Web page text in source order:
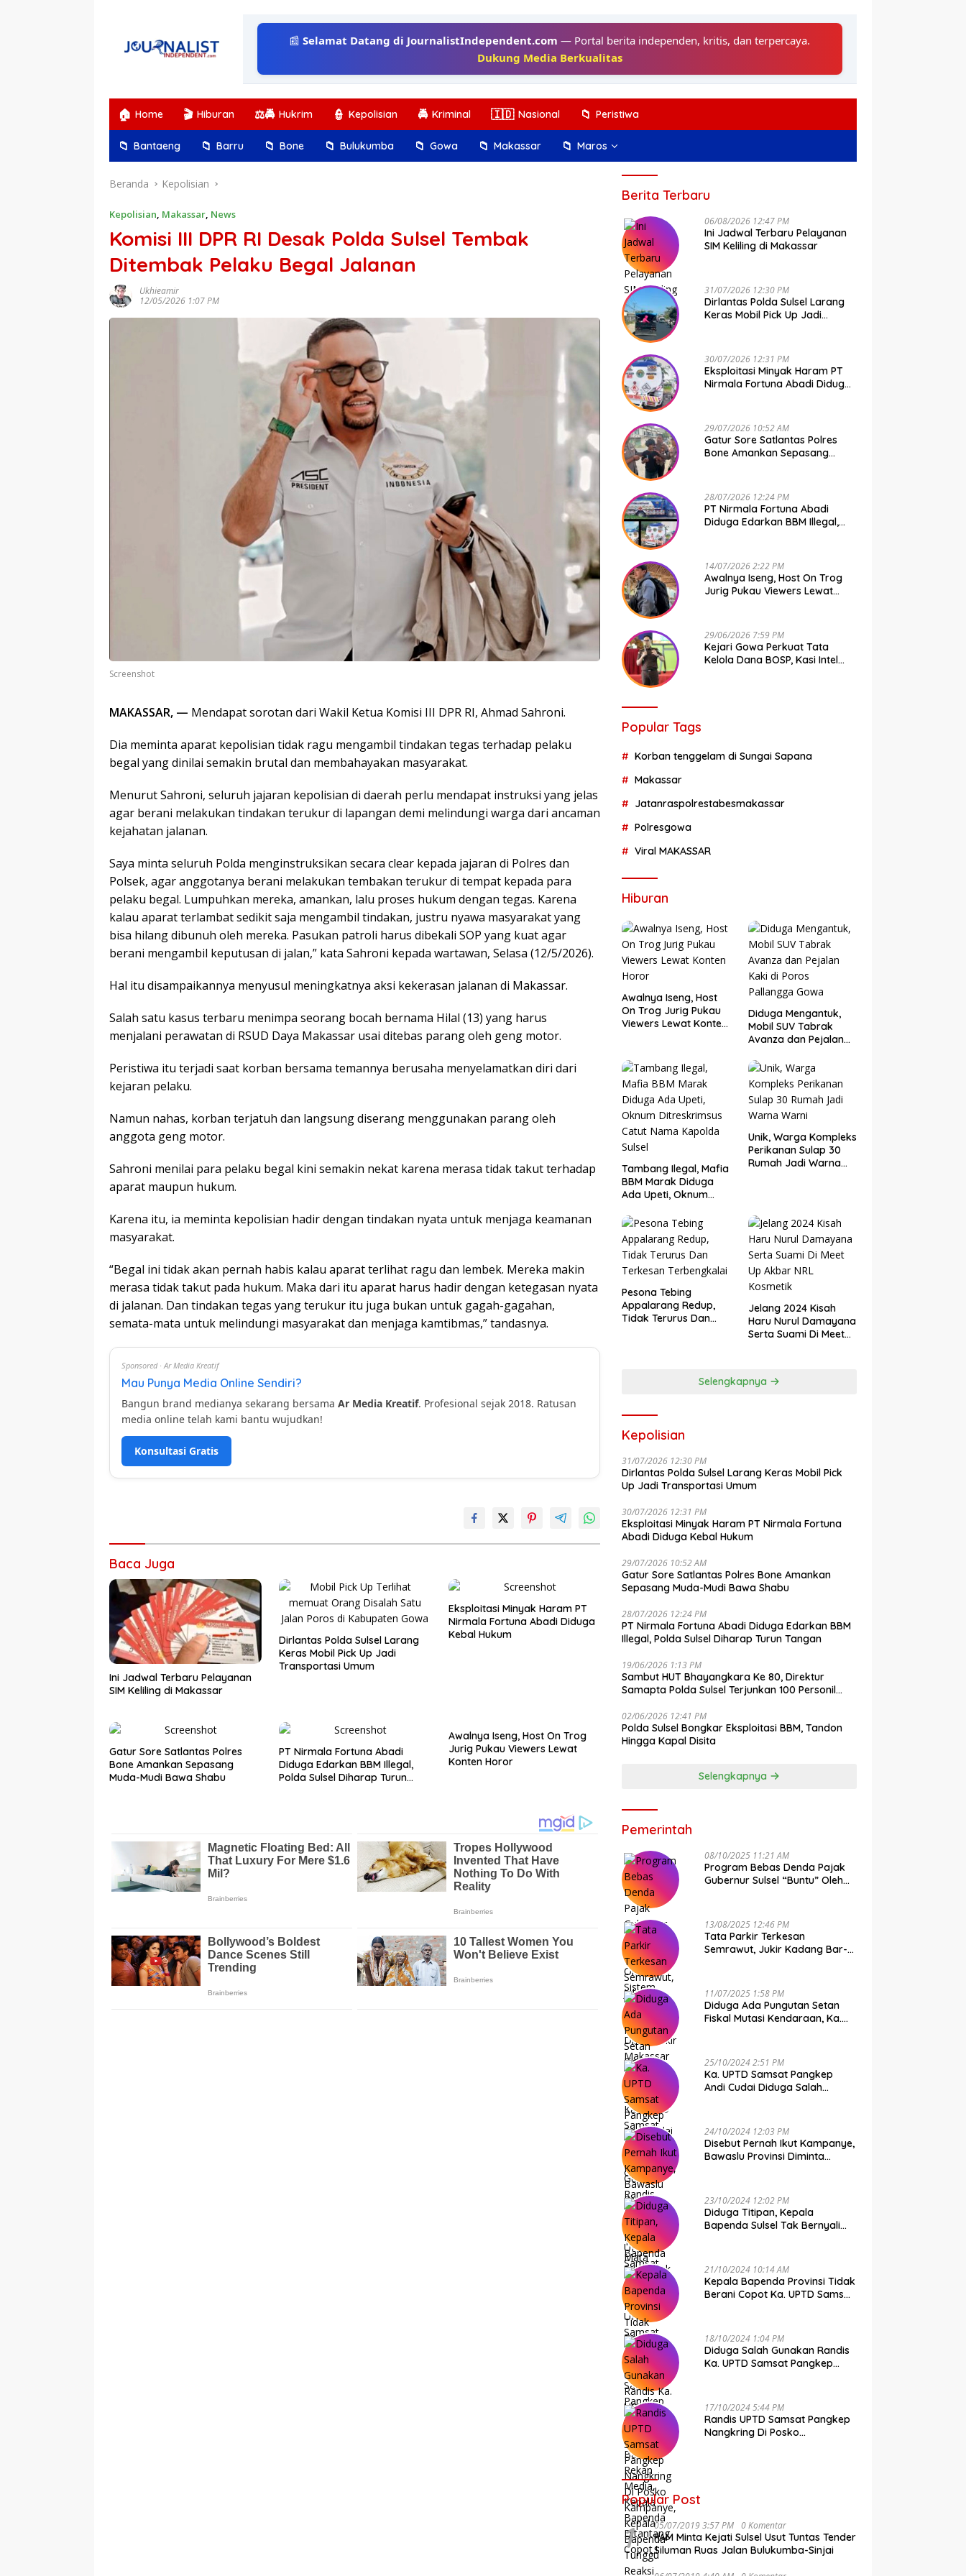
📰Selamat Datang di JournalistIndependent.com — Portal berita independen, kritis, dan terpercaya.
Dukung Media Berkualitas
🏠 Home 🎬 Hiburan ⚖️🚔 Hukrim 👮 Kepolisian 🚔 Kriminal 🇮🇩 Nasional 📁 Peristiwa
📁 Bantaeng 📁 Barru 📁 Bone 📁 Bulukumba 📁 Gowa 📁 Makassar 📁 Maros
Beranda Kepolisian
Kepolisian, Makassar, News
Komisi III DPR RI Desak Polda Sulsel Tembak
Ditembak Pelaku Begal Jalanan
Ukhieamir
12/05/2026 1:07 PM
Screenshot
MAKASSAR, — Mendapat sorotan dari Wakil Ketua Komisi III DPR RI, Ahmad Sahroni.
Dia meminta aparat kepolisian tidak ragu mengambil tindakan tegas terhadap pelaku
begal yang dinilai semakin brutal dan membahayakan masyarakat.
Menurut Sahroni, seluruh jajaran kepolisian di daerah perlu mendapat instruksi yang jelas
agar berani melakukan tindakan terukur di lapangan demi melindungi warga dari ancaman
kejahatan jalanan.
Saya minta seluruh Polda menginstruksikan secara clear kepada jajaran di Polres dan
Polsek, agar anggotanya berani melakukan tembakan terukur di tempat kepada para
pelaku begal. Lumpuhkan mereka, amankan, lalu proses hukum dengan tegas. Karena
kalau aparat terlambat sedikit saja mengambil tindakan, justru nyawa masyarakat yang
bisa hilang dibunuh oleh mereka. Pasukan patroli harus dibekali SOP yang kuat agar
berani mengambil keputusan di jalan,” kata Sahroni kepada wartawan, Selasa (12/5/2026).
Hal itu disampaikannya menyusul meningkatnya aksi kekerasan jalanan di Makassar.
Salah satu kasus terbaru menimpa seorang bocah bernama Hilal (13) yang harus
menjalani perawatan di RSUD Daya Makassar usai ditebas parang oleh geng motor.
Peristiwa itu terjadi saat korban bersama temannya berusaha menyelamatkan diri dari
kejaran pelaku.
Namun nahas, korban terjatuh dan langsung diserang menggunakan parang oleh
anggota geng motor.
Sahroni menilai para pelaku begal kini semakin nekat karena merasa tidak takut terhadap
aparat maupun hukum.
Karena itu, ia meminta kepolisian hadir dengan tindakan nyata untuk menjaga keamanan
masyarakat.
“Begal ini tidak akan pernah habis kalau aparat terlihat ragu dan lembek. Mereka makin
merasa tidak takut pada hukum. Maka dari itu aparat harus hadir dengan ketegasan nyata
di jalanan. Dan tindakan tegas yang terukur itu juga bukan untuk gagah-gagahan,
semata-mata untuk melindungi masyarakat dan menjaga kamtibmas,” tandasnya.
Sponsored · Ar Media Kreatif
Mau Punya Media Online Sendiri?
Bangun brand medianya sekarang bersama Ar Media Kreatif. Profesional sejak 2018. Ratusan
media online telah kami bantu wujudkan!
Konsultasi Gratis
Baca Juga
Ini Jadwal Terbaru Pelayanan
SIM Keliling di Makassar
Dirlantas Polda Sulsel Larang
Keras Mobil Pick Up Jadi
Transportasi Umum
Eksploitasi Minyak Haram PT
Nirmala Fortuna Abadi Diduga
Kebal Hukum
Gatur Sore Satlantas Polres
Bone Amankan Sepasang
Muda-Mudi Bawa Shabu
PT Nirmala Fortuna Abadi
Diduga Edarkan BBM Illegal,
Polda Sulsel Diharap Turun
Awalnya Iseng, Host On Trog
Jurig Pukau Viewers Lewat
Konten Horor
Berita Terbaru
06/08/2026 12:47 PM
Ini Jadwal Terbaru Pelayanan
SIM Keliling di Makassar
31/07/2026 12:30 PM
Dirlantas Polda Sulsel Larang
Keras Mobil Pick Up Jadi
30/07/2026 12:31 PM
Eksploitasi Minyak Haram PT
Nirmala Fortuna Abadi Diduga
29/07/2026 10:52 AM
Gatur Sore Satlantas Polres
Bone Amankan Sepasang
28/07/2026 12:24 PM
PT Nirmala Fortuna Abadi
Diduga Edarkan BBM Illegal,
14/07/2026 2:22 PM
Awalnya Iseng, Host On Trog
Jurig Pukau Viewers Lewat
29/06/2026 7:59 PM
Kejari Gowa Perkuat Tata
Kelola Dana BOSP, Kasi Intel
Popular Tags
Korban tenggelam di Sungai Sapana
Makassar
Jatanraspolrestabesmakassar
Polresgowa
Viral MAKASSAR
Hiburan
Awalnya Iseng, Host
On Trog Jurig Pukau
Viewers Lewat Konten
Diduga Mengantuk,
Mobil SUV Tabrak
Avanza dan Pejalan
Pallangga Gowa
Tambang Ilegal, Mafia
BBM Marak Diduga
Ada Upeti, Oknum
Nama Kapolda Sulsel
Unik, Warga Kompleks
Perikanan Sulap 30
Rumah Jadi Warna
Pesona Tebing
Appalarang Redup,
Tidak Terurus Dan
Jelang 2024 Kisah
Haru Nurul Damayana
Serta Suami Di Meet
Selengkapnya
Kepolisian
31/07/2026 12:30 PM
Dirlantas Polda Sulsel Larang Keras Mobil Pick
Up Jadi Transportasi Umum
30/07/2026 12:31 PM
Eksploitasi Minyak Haram PT Nirmala Fortuna
Abadi Diduga Kebal Hukum
29/07/2026 10:52 AM
Gatur Sore Satlantas Polres Bone Amankan
Sepasang Muda-Mudi Bawa Shabu
28/07/2026 12:24 PM
PT Nirmala Fortuna Abadi Diduga Edarkan BBM
Illegal, Polda Sulsel Diharap Turun Tangan
19/06/2026 1:13 PM
Sambut HUT Bhayangkara Ke 80, Direktur
Samapta Polda Sulsel Terjunkan 100 Personil
02/06/2026 12:41 PM
Polda Sulsel Bongkar Eksploitasi BBM, Tandon
Hingga Kapal Disita
Selengkapnya
Pemerintah
08/10/2025 11:21 AM
Program Bebas Denda Pajak
Gubernur Sulsel “Buntu” Oleh
13/08/2025 12:46 PM
Tata Parkir Terkesan
Semrawut, Jukir Kadang Bar-
11/07/2025 1:58 PM
Diduga Ada Pungutan Setan
Fiskal Mutasi Kendaraan, Ka.
25/10/2024 2:51 PM
Ka. UPTD Samsat Pangkep
Andi Cudai Diduga Salah
24/10/2024 12:03 PM
Disebut Pernah Ikut Kampanye,
Bawaslu Provinsi Diminta
23/10/2024 12:02 PM
Diduga Titipan, Kepala
Bapenda Sulsel Tak Bernyali
21/10/2024 10:14 AM
Kepala Bapenda Provinsi Tidak
Berani Copot Ka. UPTD Samsat
18/10/2024 1:04 PM
Diduga Salah Gunakan Randis
Ka. UPTD Samsat Pangkep
17/10/2024 5:44 PM
Randis UPTD Samsat Pangkep
Nangkring Di Posko
Popular Post
1 05/07/2019 3:57 PM 0 Komentar
FAM Minta Kejati Sulsel Usut Tuntas Tender
Siluman Ruas Jalan Bulukumba-Sinjai